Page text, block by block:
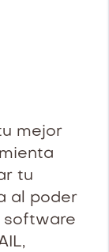
mejor
tu
al poder
software